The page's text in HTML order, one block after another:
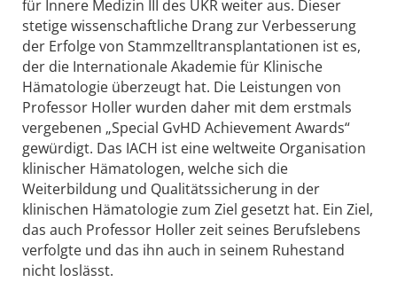
für Innere Medizin III des UKR weiter aus. Dieser
stetige wissenschaftliche Drang zur Verbesserung
der Erfolge von Stammzelltransplantationen ist es,
der die Internationale Akademie für Klinische
Hämatologie überzeugt hat. Die Leistungen von
Professor Holler wurden daher mit dem erstmals
vergebenen „Special GvHD Achievement Awards“
gewürdigt. Das IACH ist eine weltweite Organisation
klinischer Hämatologen, welche sich die
Weiterbildung und Qualitätssicherung in der
klinischen Hämatologie zum Ziel gesetzt hat. Ein Ziel,
das auch Professor Holler zeit seines Berufslebens
verfolgte und das ihn auch in seinem Ruhestand
nicht loslässt.